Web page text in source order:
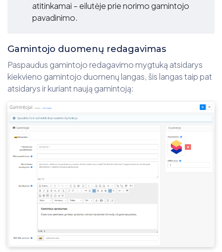
atitinkamai – eilutėje prie norimo gamintojo
pavadinimo.
Gamintojo duomenų redagavimas
Paspaudus gamintojo redagavimo mygtuką atsidarys
kiekvieno gamintojo duomenų langas, šis langas taip pat
atsidarys ir kuriant naują gamintoją: